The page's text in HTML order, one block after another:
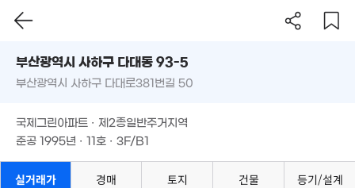
필터 매물 탐색
부산시 사하구 다대동 93-5
준공 1995년 · 11호 · 3F/B1
부산광역시 사하구 다대동 93-5
부산광역시 사하구 다대로381번길 50
국제그린아파트 · 제2종일반주거지역
준공 1995년 · 11호 · 3F/B1
실거래가 경매 토지 건물 등기/설계